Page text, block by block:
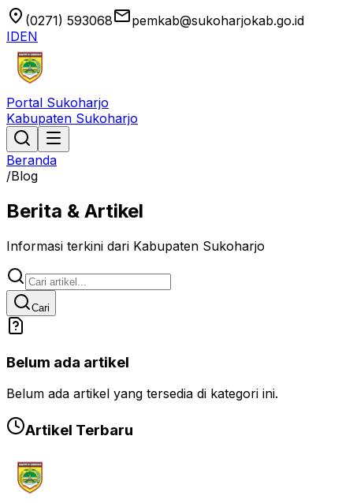
location_on (0271) 593068emailpemkab@sukoharjokab.go.id
IDEN
Portal Sukoharjo
Kabupaten Sukoharjo
Beranda
/Blog
Berita & Artikel
Informasi terkini dari Kabupaten Sukoharjo
Cari
Belum ada artikel
Belum ada artikel yang tersedia di kategori ini.
Artikel Terbaru